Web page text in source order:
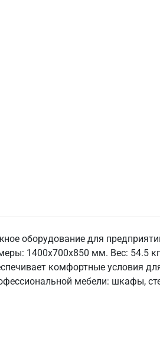
оборудование для
1400x700x850 мм. Вес: 54.5
комфортные условия
мебели: шкафы,